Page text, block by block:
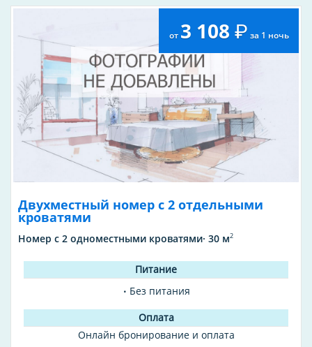
от 3 108 за 1 ночь
Двухместный номер с 2 отдельными
кроватями
Номер с 2 одноместными кроватями· 30 м2
Без питания
Онлайн бронирование и оплата